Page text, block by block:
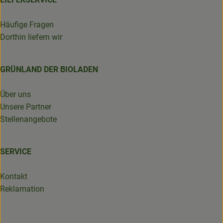
Häufige Fragen
Dorthin liefern wir
GRÜNLAND DER BIOLADEN
Über uns
Unsere Partner
Stellenangebote
SERVICE
Kontakt
Reklamation